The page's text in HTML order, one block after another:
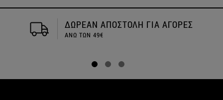
ΔΩΡΕΑΝ ΑΠΟΣΤΟΛΗ ΓΙΑ ΑΓΟΡΕΣ
ΑΝΩ ΤΩΝ 49€